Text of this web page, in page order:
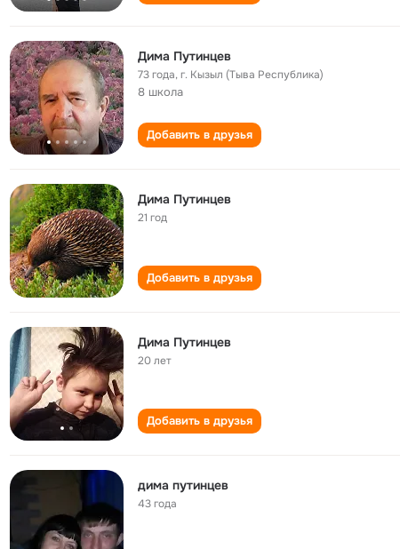
Дима Путинцев
73 года,г. Кызыл (Тыва Республика)
8 школа
Добавить в друзья
Дима Путинцев
21 год
Добавить в друзья
Дима Путинцев
20 лет
Добавить в друзья
дима путинцев
43 года